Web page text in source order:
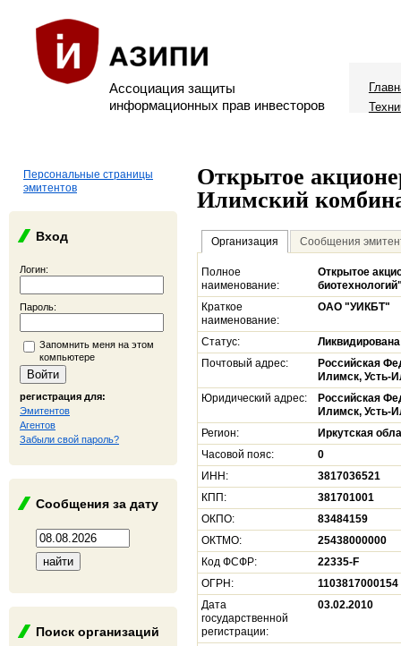
Ассоциация защиты
информационных прав инвесторов
Персональные страницы
эмитентов
Вход
Логин:
Пароль:
Запомнить меня на этом
компьютере
регистрация для:
Эмитентов
Агентов
Забыли свой пароль?
Сообщения за дату
Поиск организаций
Открытое
Илимский
Организация Сообщения
Полное
наименование:
Открытое
Краткое
наименование:
ОАО "УИКБТ"
Статус:
Ликвидирована
Почтовый адрес:
Российская
Илимск, Усть-
Юридический адрес:
Российская
Илимск, Усть-
Регион:
Иркутская
Часовой пояс:
0
ИНН:
3817036521
КПП:
381701001
ОКПО:
83484159
ОКТМО:
25438000000
Код ФСФР:
22335-F
ОГРН:
1103817000154
Дата
государственной
регистрации:
03.02.2010